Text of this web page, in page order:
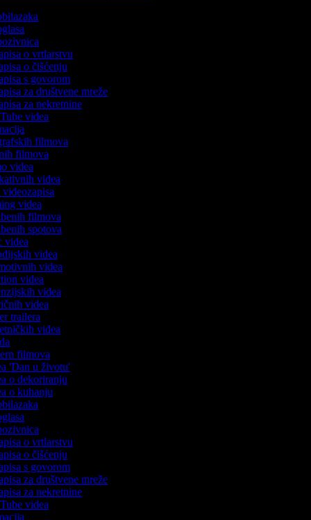
o vrtlarstvu
o čišćenju
s govorom
za društvene mreže
za nekretnine
videa
filmova
filmova
videa
videa
videozapisa
videa
filmova
spotova
videa
videa
videa
videa
videa
videa
trailera
videa
filmova
'Dan u životu'
o dekoriranju
o kuhanju
o vrtlarstvu
o čišćenju
s govorom
za društvene mreže
za nekretnine
videa